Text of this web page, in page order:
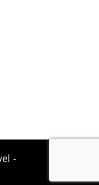
-